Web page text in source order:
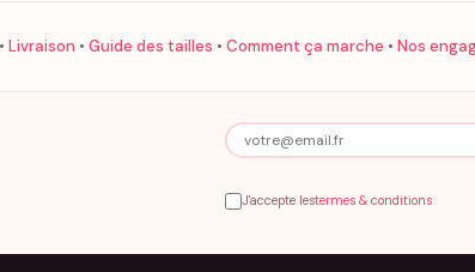
• Livraison • Guide des tailles • Comment ça marche • Nos
J'accepte lestermes & conditions